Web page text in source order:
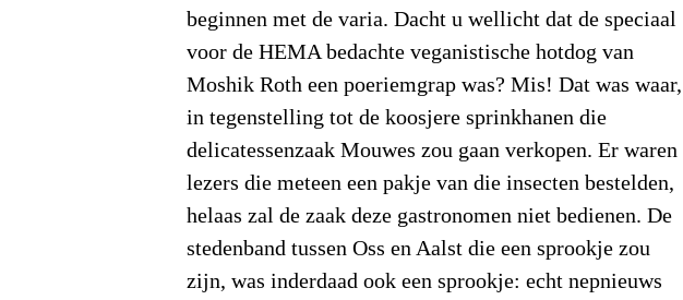
beginnen met de varia. Dacht u wellicht dat de speciaal
voor de HEMA bedachte veganistische hotdog van
Moshik Roth een poeriemgrap was? Mis! Dat was waar,
in tegenstelling tot de koosjere sprinkhanen die
delicatessenzaak Mouwes zou gaan verkopen. Er waren
lezers die meteen een pakje van die insecten bestelden,
helaas zal de zaak deze gastronomen niet bedienen. De
stedenband tussen Oss en Aalst die een sprookje zou
zijn, was inderdaad ook een sprookje: echt nepnieuws